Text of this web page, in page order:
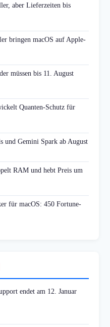
aber Lieferzeiten bis
bringen macOS auf Apple-
müssen bis 11. August
Quanten-Schutz für
und Gemini Spark ab August
RAM und hebt Preis um
für macOS: 450 Fortune-
endet am 12. Januar